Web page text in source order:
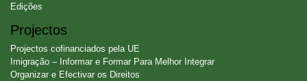
Edições
Projectos
Projectos cofinanciados pela UE
Imigração – Informar e Formar Para Melhor Integrar
Organizar e Efectivar os Direitos